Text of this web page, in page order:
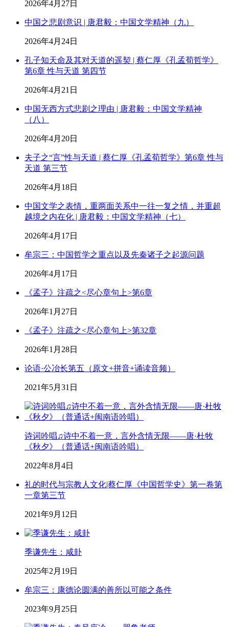
2026年4月27日
中国之悲剧意识 | 唐君毅：中国文学精神（九）
2026年4月24日
孔子知天命及其对天道的遥契 | 蔡仁厚《孔孟荀哲学》
第6章 性与天道 第四节
2026年4月21日
中国无西方式悲剧之理由 | 唐君毅：中国文学精神
（八）
2026年4月20日
夫子之“言”性与天道 | 蔡仁厚《孔孟荀哲学》第6章 性与
天道 第三节
2026年4月18日
中国文学之表情，重两面关系中一往一复之情，并重超
越境之内在化 | 唐君毅：中国文学精神（七）
2026年4月17日
牟宗三：中国哲学之重点以及先秦诸子之起源问题
2026年4月17日
《孟子》注疏之<尽心章句上>第6章
2026年1月27日
《孟子》注疏之<尽心章句上>第32章
2026年1月28日
论语·公冶长第五（原文+拼音+诵读音频）
2021年5月31日
诗词吟唱♫诗中不着一意，言外含情无限——唐·杜牧
《秋夕》（普通话+闽南语吟唱）
2022年8月4日
礼的时代与宗教人文化|蔡仁厚《中国哲学史》第一卷第
一章第三节
2021年9月12日
季谦先生：咸卦
2025年2月19日
牟宗三：康德论圆满的善所以可能之条件
2023年9月25日